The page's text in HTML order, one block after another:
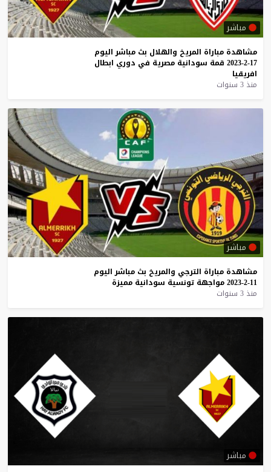
مباشر
مشاهدة مباراة المريخ والهلال بث مباشر اليوم
17-2-2023
قمة سودانية مصرية في دوري ابطال
افريقيا
منذ 3 سنوات
مباشر
مشاهدة مباراة الترجي والمريخ بث مباشر اليوم
11-2-2023
مواجهة تونسية سودانية مميزة
منذ 3 سنوات
مباشر